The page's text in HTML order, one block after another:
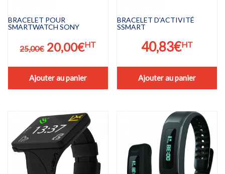
BRACELET POUR
SMARTWATCH SONY
25,00€ Le
initial
était :
20,00€Le
actuel
est :
HT
Ajouter au panier
BRACELET D’ACTIVITÉ
SSMART
40,83€HT
Ajouter au panier